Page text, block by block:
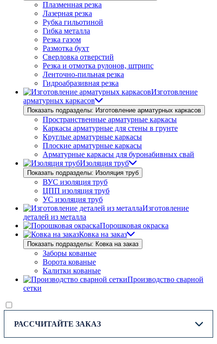
Плазменная резка
Лазерная резка
Рубка гильотиной
Гибка металла
Резка газом
Размотка бухт
Сверловка отверстий
Резка и отмотка рулонов, штрипс
Ленточно-пильная резка
Гидроабразивная резка
Изготовление
арматурных каркасов
Показать подразделы: Изготовление арматурных каркасов
Пространственные арматурные каркасы
Каркасы арматурные для стены в грунте
Круглые арматурные каркасы
Плоские арматурные каркасы
Арматурные каркасы для буронабивных свай
Изоляция труб
Показать подразделы: Изоляция труб
ВУС изоляция труб
ЦПП изоляция труб
УС изоляция труб
Изготовление
деталей из металла
Порошковая окраска
Ковка на заказ
Показать подразделы: Ковка на заказ
Заборы кованые
Ворота кованые
Калитки кованые
Производство сварной
сетки
РАССЧИТАЙТЕ ЗАКАЗ